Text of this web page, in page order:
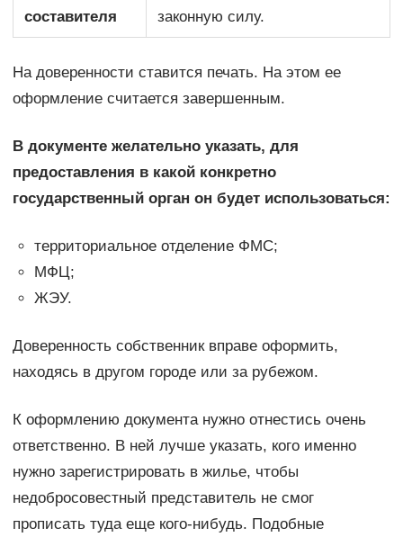
составителя
законную силу.
На доверенности ставится печать. На этом ее
оформление считается завершенным.
В документе желательно указать, для
предоставления в какой конкретно
государственный орган он будет использоваться:
территориальное отделение ФМС;
МФЦ;
ЖЭУ.
Доверенность собственник вправе оформить,
находясь в другом городе или за рубежом.
К оформлению документа нужно отнестись очень
ответственно. В ней лучше указать, кого именно
нужно зарегистрировать в жилье, чтобы
недобросовестный представитель не смог
прописать туда еще кого-нибудь. Подобные